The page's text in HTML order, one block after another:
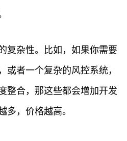
复杂性。比如，如果你需要
或者一个复杂的风控系统，
整合，那这些都会增加开发
多，价格越高。